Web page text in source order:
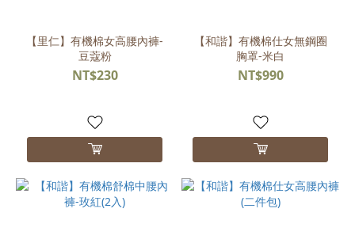
【里仁】有機棉女高腰內褲-
豆蔻粉
NT$230
【和諧】有機棉仕女無鋼圈
胸罩-米白
NT$990